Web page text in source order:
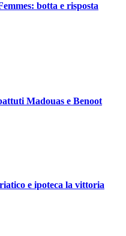
botta e risposta
Madouas e Benoot
e ipoteca la vittoria